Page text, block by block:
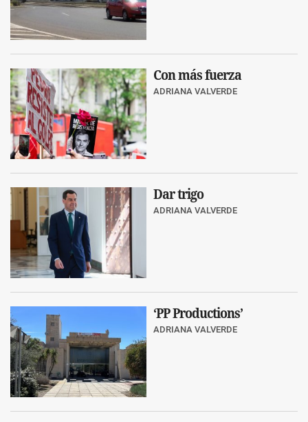
Con más fuerza
ADRIANA VALVERDE
Dar trigo
ADRIANA VALVERDE
‘PP Productions’
ADRIANA VALVERDE